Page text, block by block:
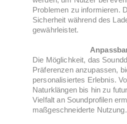
Problemen zu informieren.
Sicherheit während des
gewährleistet.
Die Möglichkeit, das
Präferenzen anzupassen,
personalisiertes Erlebnis.
Naturklängen bis hin zu
Vielfalt an Soundprofilen
maßgeschneiderte Nutzung.